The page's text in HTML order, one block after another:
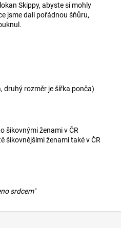
Skippy, abyste si mohly
jsme dali pořádnou šňůru,
druhý rozměr je šířka ponča)
šikovnými ženami v ČR
šikovnějšími ženami také v ČR
srdcem"